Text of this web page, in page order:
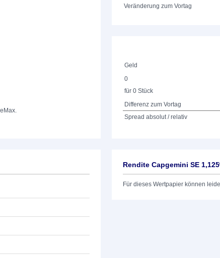
Max.
Veränderung zum Vortag
Geld
0
für 0 Stück
Differenz zum Vortag
Spread absolut / relativ
Rendite Capgemini SE
Für dieses Wertpapier können